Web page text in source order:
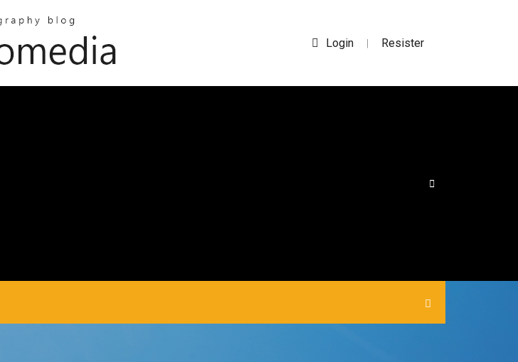
Login | Resister